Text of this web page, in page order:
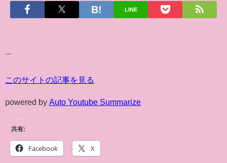
LINE
...
このサイトの記事を見る
powered by Auto Youtube Summarize
共有:
Facebook X